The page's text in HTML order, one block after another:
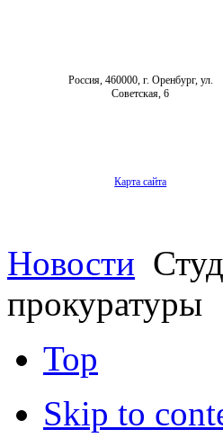
Россия, 460000, г. Оренбург, ул.
Советская, 6
Карта сайта
Новости
прокуратуры
Top
Skip to